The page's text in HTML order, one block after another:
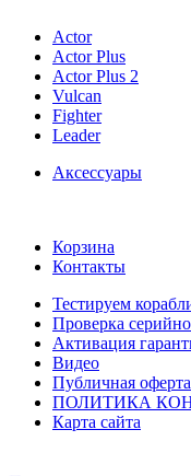
Actor
Actor Plus
Actor Plus 2
Vulcan
Fighter
Leader
Аксессуары
Корзина
Контакты
Тестируем
Проверка
Активация
Видео
Публичная оферта
ПОЛИТИКА
Карта сайта